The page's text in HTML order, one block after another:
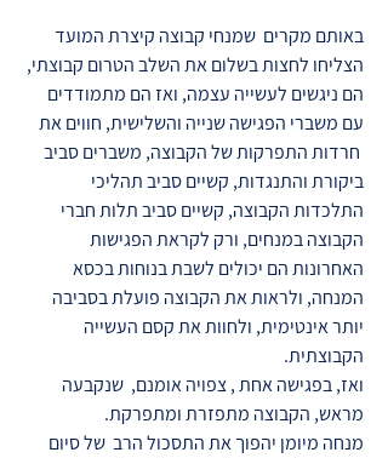
באותם מקרים שמנחי קבוצה קיצרת המועד
הצליחו לחצות בשלום את השלב הטרום קבוצתי,
הם ניגשים לעשייה עצמה, ואז הם מתמודדים
עם משברי הפגישה שנייה והשלישית, חווים את
חרדות התפרקות של הקבוצה, משברים סביב
ביקורת והתנגדות, קשיים סביב תהליכי
התלכדות הקבוצה, קשיים סביב תלות חברי
הקבוצה במנחים, ורק לקראת הפגישות
האחרונות הם יכולים לשבת בנוחות בכסא
המנחה, ולראות את הקבוצה פועלת בסביבה
יותר אינטימית, ולחוות את קסם העשייה
הקבוצתית.
ואז, בפגישה אחת , צפויה אומנם, שנקבעה
מראש, הקבוצה מתפזרת ומתפרקת.
מנחה מיומן יהפוך את התסכול הרב של סיום